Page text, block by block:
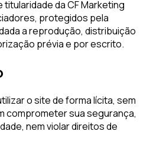
titularidade daCF Marketing
protegidos pela
a reprodução, distribuição
prévia e por escrito.
o site de forma lícita, sem
comprometer sua segurança,
nem violar direitos de